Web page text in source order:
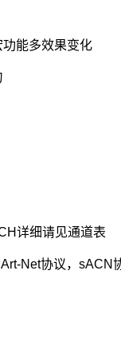
能多效果变化
详细请见通道表
Net协议，sACN